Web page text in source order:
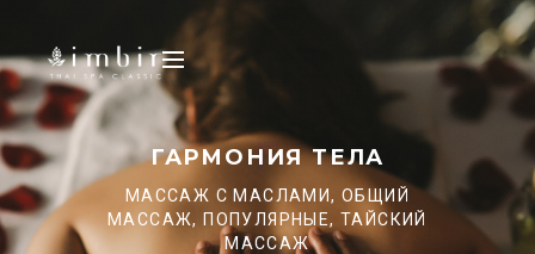
ГАРМОНИЯ ТЕЛА
МАССАЖ С МАСЛАМИ, ОБЩИЙ
МАССАЖ, ПОПУЛЯРНЫЕ, ТАЙСКИЙ
МАССАЖ